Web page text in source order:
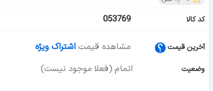
کد کالا
053769
آخرین قیمت مشاهده قیمت اشتراک ویژه
وضعیت اتمام (فعلا موجود نیست)